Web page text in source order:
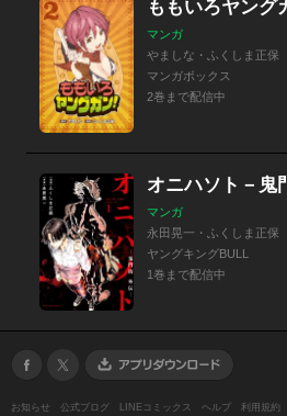
ももいろヤング
マンガ
やましな・ふくしま正保
マンガボックス
2巻まで配信中
オニハソト－鬼
マンガ
永田晃一・ふくしま正保
ヤングキングBULL
1巻まで配信中
お知らせ 公式ブログ LINEコミックス ヘルプ 利用規約